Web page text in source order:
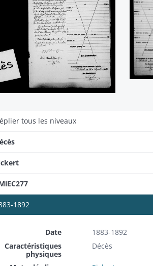
tous les niveaux
1892
Date
1883-1892
Caractéristiques
physiques
Décès